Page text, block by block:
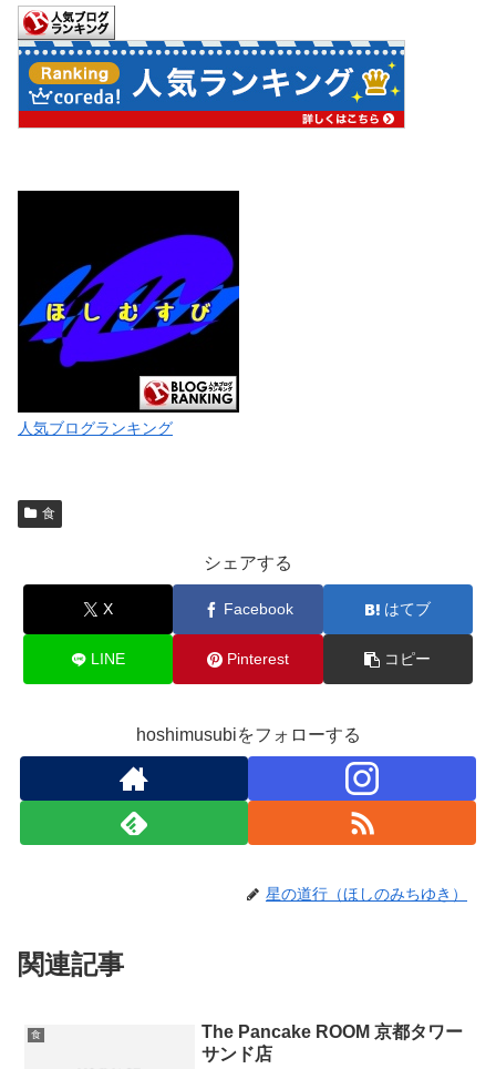
人気ブログランキング
食
シェアする
X Facebook はてブ
LINE Pinterest コピー
hoshimusubiをフォローする
星の道行（ほしのみちゆき）
関連記事
食
The Pancake ROOM 京都タワー
サンド店